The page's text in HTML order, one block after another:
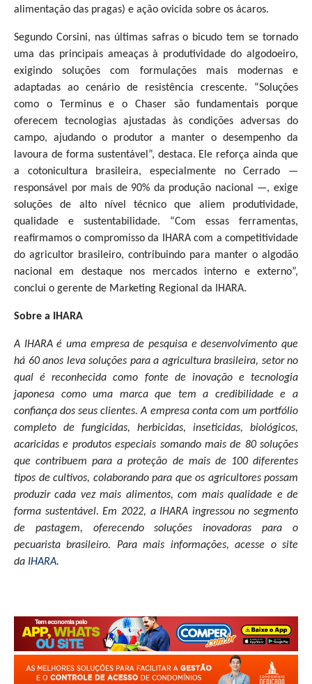
alimentação das pragas) e ação ovicida sobre os ácaros.
Segundo Corsini, nas últimas safras o bicudo tem se tornado
uma das principais ameaças à produtividade do algodoeiro,
exigindo soluções com formulações mais modernas e
adaptadas ao cenário de resistência crescente. “Soluções
como o Terminus e o Chaser são fundamentais porque
oferecem tecnologias ajustadas às condições adversas do
campo, ajudando o produtor a manter o desempenho da
lavoura de forma sustentável”, destaca. Ele reforça ainda que
a cotonicultura brasileira, especialmente no Cerrado —
responsável por mais de 90% da produção nacional —, exige
soluções de alto nível técnico que aliem produtividade,
qualidade e sustentabilidade. “Com essas ferramentas,
reafirmamos o compromisso da IHARA com a competitividade
do agricultor brasileiro, contribuindo para manter o algodão
nacional em destaque nos mercados interno e externo”,
conclui o gerente de Marketing Regional da IHARA.
Sobre a IHARA
A IHARA é uma empresa de pesquisa e desenvolvimento que
há 60 anos leva soluções para a agricultura brasileira, setor no
qual é reconhecida como fonte de inovação e tecnologia
japonesa como uma marca que tem a credibilidade e a
confiança dos seus clientes. A empresa conta com um portfólio
completo de fungicidas, herbicidas, inseticidas, biológicos,
acaricidas e produtos especiais somando mais de 80 soluções
que contribuem para a proteção de mais de 100 diferentes
tipos de cultivos, colaborando para que os agricultores possam
produzir cada vez mais alimentos, com mais qualidade e de
forma sustentável. Em 2022, a IHARA ingressou no segmento
de pastagem, oferecendo soluções inovadoras para o
pecuarista brasileiro.
Para mais informações, acesse o site
da IHARA.